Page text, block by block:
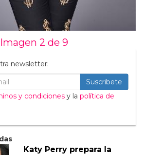
Imagen 2 de 9
newsletter:
Suscribete
y condiciones y la política de
Katy Perry prepara la